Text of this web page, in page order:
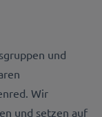
und
Wir
und setzen auf